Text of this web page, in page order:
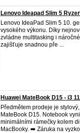
Lenovo Ideapad Slim 5
Lenovo IdeaPad Slim 5 10.
vysokého výkonu. Díky
zvládne multitasking i
zajišťuje snadnou pře ...
Huawei MateBook D15 - i3
Předmětem prodeje je
MateBook D15. Notebook
minimálními rámečky kolem
MacBooky. ➡️ Záruka na